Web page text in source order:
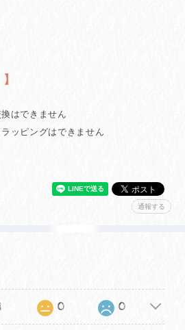
はできません
ッピングはできません
通報する
0 0